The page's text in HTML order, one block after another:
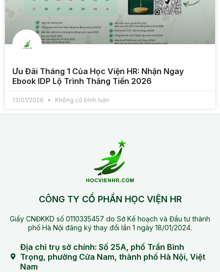
Ưu Đãi Tháng 1 Của Học Viện HR: Nhận Ngay
Ebook IDP Lộ Trình Thăng Tiến 2026
13/01/2026 Không có bình luận
CÔNG TY CỔ PHẦN HỌC VIỆN HR
Giấy CNĐKKD số 0110335457 do Sở Kế hoạch và Đầu tư thành
phố Hà Nội đăng ký thay đổi lần 1 ngày 18/01/2024.
Địa chỉ trụ sở chính: Số 25A, phố Trần Bình
Trọng, phường Cửa Nam, thành phố Hà Nội, Việt
Nam